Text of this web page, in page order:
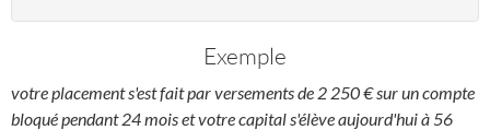
Exemple
votre placement s'est fait par versements de 2 250 € sur un compte
bloqué pendant 24 mois et votre capital s'élève aujourd'hui à 56